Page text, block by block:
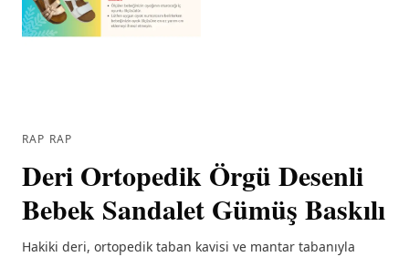
RAP RAP
Deri Ortopedik Örgü Desenli
Bebek Sandalet Gümüş Baskılı
Hakiki deri, ortopedik taban kavisi ve mantar tabanıyla